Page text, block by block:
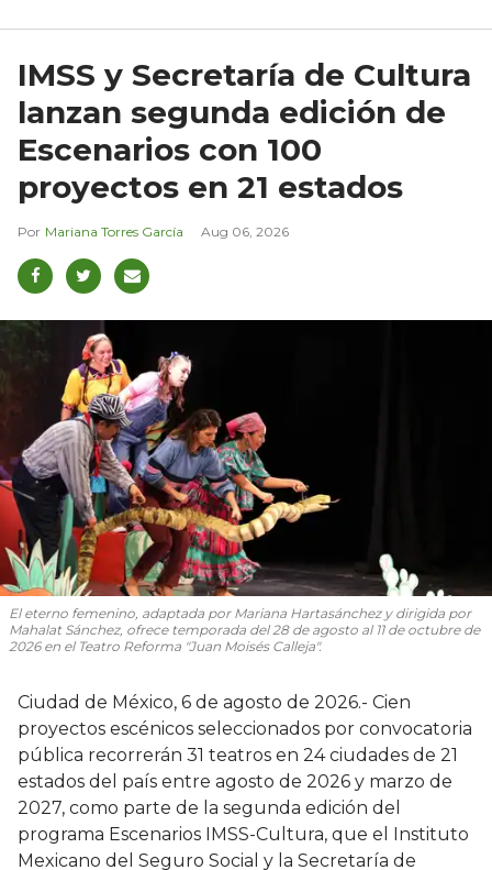
IMSS y Secretaría de Cultura
lanzan segunda edición de
Escenarios con 100
proyectos en 21 estados
Mariana Torres García Aug 06, 2026
El eterno femenino, adaptada por Mariana Hartasánchez y dirigida por
Mahalat Sánchez, ofrece temporada del 28 de agosto al 11 de octubre de
2026 en el Teatro Reforma "Juan Moisés Calleja".
Ciudad de México, 6 de agosto de 2026.- Cien
proyectos escénicos seleccionados por convocatoria
pública recorrerán 31 teatros en 24 ciudades de 21
estados del país entre agosto de 2026 y marzo de
2027, como parte de la segunda edición del
programa Escenarios IMSS-Cultura, que el Instituto
Mexicano del Seguro Social y la Secretaría de